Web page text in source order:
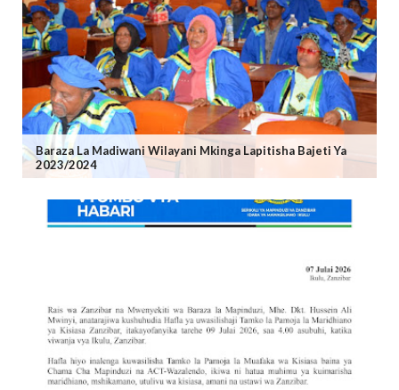
Baraza La Madiwani Wilayani Mkinga Lapitisha Bajeti Ya
2023/2024